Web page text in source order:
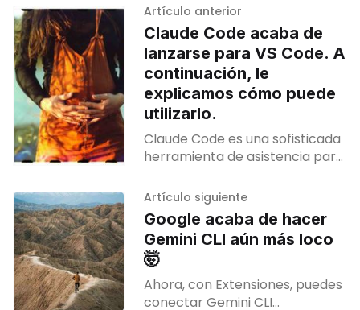
Artículo anterior
Claude Code acaba de
lanzarse para VS Code. A
continuación, le
explicamos cómo puede
utilizarlo.
Claude Code es una sofisticada
herramienta de asistencia para
motor de IA Claude de
Anthropic.
Artículo siguiente
Google acaba de hacer
Gemini CLI aún más loco
🤯
Ahora, con Extensiones, puedes
conectar Gemini CLI